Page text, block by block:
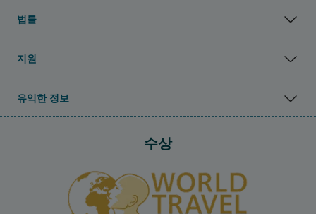
법률
지원
유익한 정보
수상